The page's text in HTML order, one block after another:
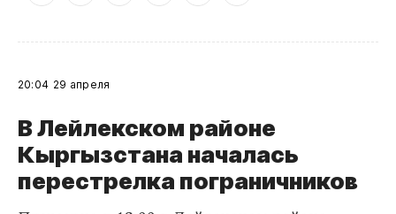
20:04 29 апреля
В Лейлекском районе
Кыргызстана началась
перестрелка пограничников